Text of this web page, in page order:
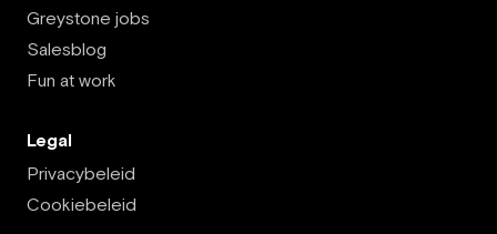
Greystone jobs
Salesblog
Fun at work
Legal
Privacybeleid
Cookiebeleid